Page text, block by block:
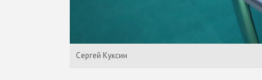
Сергей Куксин